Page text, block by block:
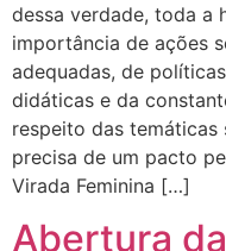
dessa verdade, toda a
importância de ações
adequadas, de
didáticas e da
respeito das temáticas
precisa de um pacto
Virada Feminina […]
Abertura